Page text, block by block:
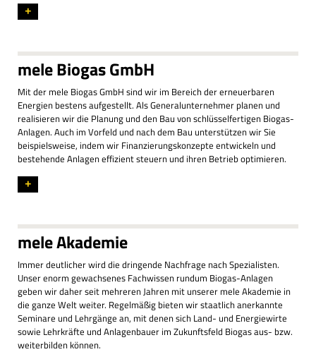
+
mele Biogas GmbH
Mit der mele Biogas GmbH sind wir im Bereich der erneuerbaren
Energien bestens aufgestellt. Als Generalunternehmer planen und
realisieren wir die Planung und den Bau von schlüsselfertigen Biogas-
Anlagen. Auch im Vorfeld und nach dem Bau unterstützen wir Sie
beispielsweise, indem wir Finanzierungskonzepte entwickeln und
bestehende Anlagen effizient steuern und ihren Betrieb optimieren.
+
mele Akademie
Immer deutlicher wird die dringende Nachfrage nach Spezialisten.
Unser enorm gewachsenes Fachwissen rundum Biogas-Anlagen
geben wir daher seit mehreren Jahren mit unserer mele Akademie in
die ganze Welt weiter. Regelmäßig bieten wir staatlich anerkannte
Seminare und Lehrgänge an, mit denen sich Land- und Energiewirte
sowie Lehrkräfte und Anlagenbauer im Zukunftsfeld Biogas aus- bzw.
weiterbilden können.